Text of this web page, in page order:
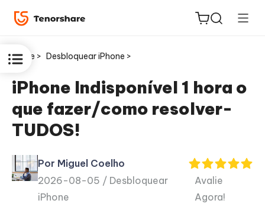
ReiBoot
for iOS
PDNob
PDF
Editor
Novo
Home > Desbloquear iPhone >
iPhone Indisponível 1 hora o
que fazer/como resolver-
TUDOS!
Por Miguel Coelho
2026-08-05 / Desbloquear
iPhone
Avalie
Agora!